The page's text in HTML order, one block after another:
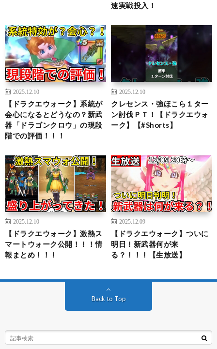
速実戦投入！
2025.12.10
【ドラクエウォーク】系統が
会心になるとどうなの？新武
器「ドラゴンクロウ」の現段
階での評価！！！
2025.12.10
クレセンス・強ほこら１ター
ン討伐ＰＴ！【ドラクエウォ
ーク】【#Shorts】
2025.12.10
【ドラクエウォーク】激熱ス
マートウォーク公開！！！情
報まとめ！！！
2025.12.09
【ドラクエウォーク】ついに
明日！新武器何が来
る？！！！【生放送】
Back to Top